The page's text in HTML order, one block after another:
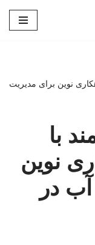
نوین برای مدیریت
با
نوین
در